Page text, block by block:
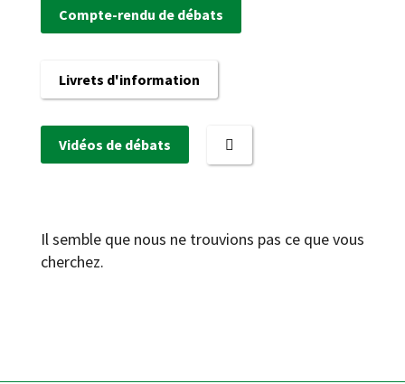
Compte-rendu de débats
Livrets d'information
Vidéos de débats
Il semble que nous ne trouvions pas ce que vous
cherchez.